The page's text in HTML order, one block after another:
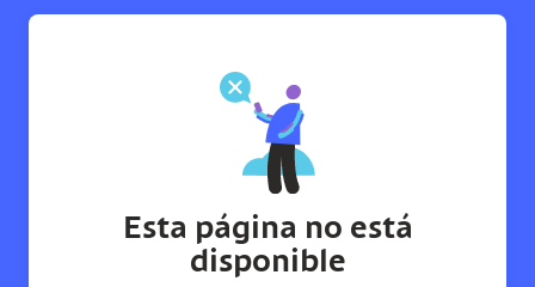
Esta página no está
disponible